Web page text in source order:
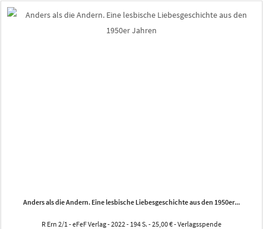
Anders als die Andern. Eine lesbische Liebesgeschichte aus den 1950er...
R Ern 2/1 - eFeF Verlag - 2022 - 194 S. - 25,00 € - Verlagsspende